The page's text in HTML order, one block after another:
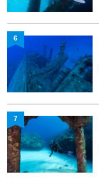
6
7